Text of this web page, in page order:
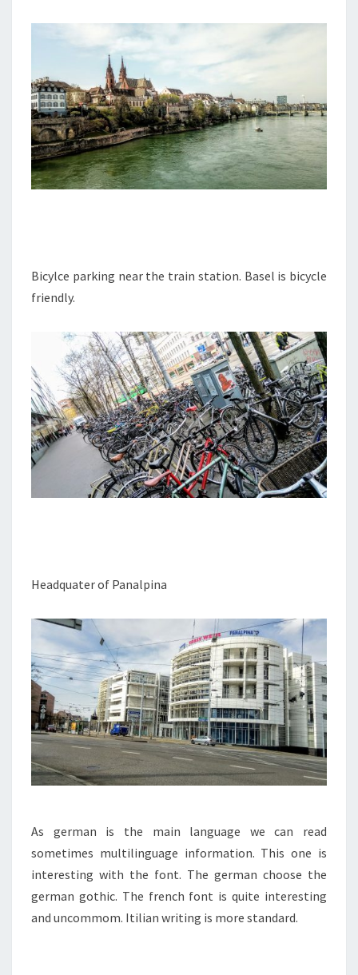
Bicylce parking near the train station. Basel is bicycle
friendly.
Headquater of Panalpina
As german is the main language we can read
sometimes multilinguage information. This one is
interesting with the font. The german choose the
german gothic. The french font is quite interesting
and uncommom. Itilian writing is more standard.